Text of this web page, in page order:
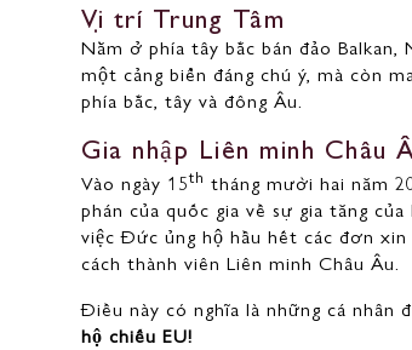
Vị trí Trung Tâm
Nằm ở phía tây bắc bán đảo
một cảng biển đáng chú ý, mà còn
phía bắc, tây và đông Âu.
Gia nhập Liên minh Châu
Vào ngày 15th tháng mười hai năm
phán của quốc gia về sự gia tăng
việc Đức ủng hộ hầu hết các đơn
cách thành viên Liên minh Châu Âu.
Điều này có nghĩa là những cá
hộ chiếu EU!